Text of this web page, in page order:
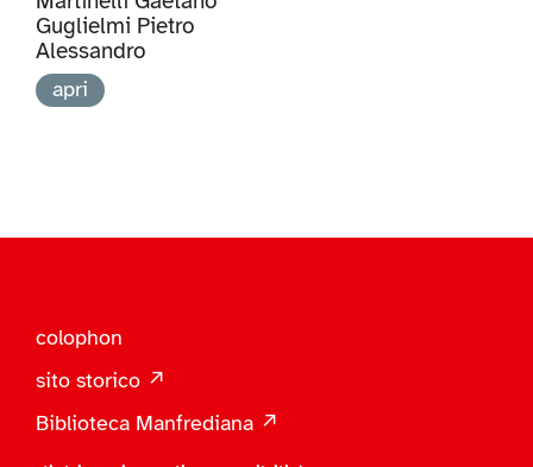
Guglielmi Pietro
Alessandro
apri
colophon
sito storico ↗
Biblioteca Manfrediana ↗